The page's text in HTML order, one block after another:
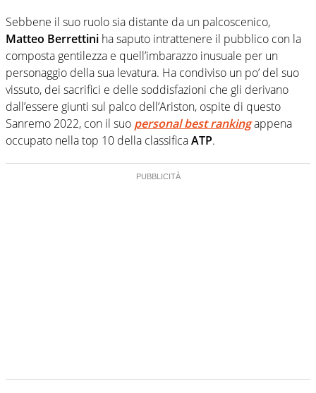
Sebbene il suo ruolo sia distante da un palcoscenico,
Matteo Berrettini ha saputo intrattenere il pubblico con la
composta gentilezza e quell’imbarazzo inusuale per un
personaggio della sua levatura. Ha condiviso un po’ del suo
vissuto, dei sacrifici e delle soddisfazioni che gli derivano
dall’essere giunti sul palco dell’Ariston, ospite di questo
Sanremo 2022, con il suo personal best rankingappena
occupato nella top 10 della classificaATP.